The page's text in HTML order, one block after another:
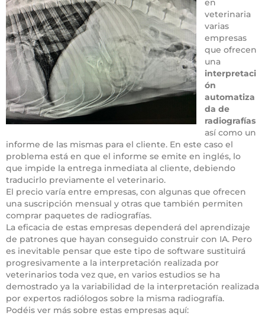
veterinaria
varias
empresas
que ofrecen
una
interpretaci
ón
automatiza
da de
radiografías
así como un
informe de las mismas para el cliente. En este caso el
problema está en que el informe se emite en inglés, lo
que impide la entrega inmediata al cliente, debiendo
traducirlo previamente el veterinario.
El precio varía entre empresas, con algunas que ofrecen
una suscripción mensual y otras que también permiten
comprar paquetes de radiografías.
La eficacia de estas empresas dependerá del aprendizaje
de patrones que hayan conseguido construir con IA. Pero
es inevitable pensar que este tipo de software sustituirá
progresivamente a la interpretación realizada por
veterinarios toda vez que, en varios estudios se ha
demostrado ya la variabilidad de la interpretación realizada
por expertos radiólogos sobre la misma radiografía.
Podéis ver más sobre estas empresas aquí: